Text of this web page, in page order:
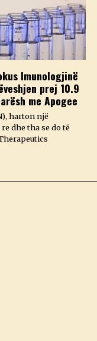
Imunologjinë
prej 10.9
me Apogee
harton një
dhe tha se do të